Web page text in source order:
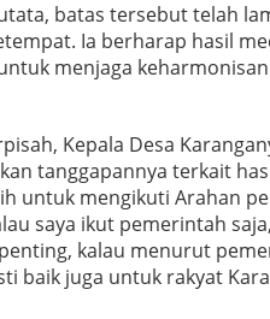
batas tersebut telah
Ia berharap hasil
menjaga
Kepala Desa
tanggapannya terkait
untuk mengikuti Arahan
saya ikut pemerintah
kalau menurut
baik juga untuk rakyat